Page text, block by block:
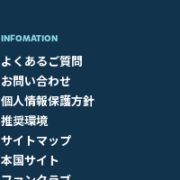
INFOMATION
よくあるご質問
お問い合わせ
個人情報保護方針
推奨環境
サイトマップ
本国サイト